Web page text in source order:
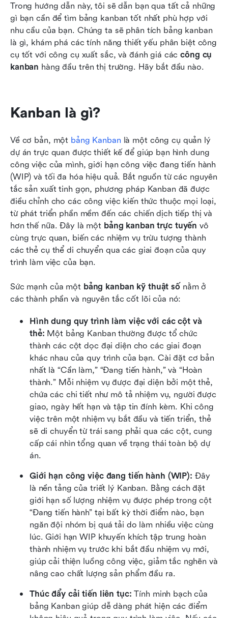
Trong hướng dẫn này, tôi sẽ dẫn bạn qua tất cả những
gì bạn cần để tìm bảng kanban tốt nhất phù hợp với
nhu cầu của bạn. Chúng ta sẽ phân tích bảng kanban
là gì, khám phá các tính năng thiết yếu phân biệt công
cụ tốt với công cụ xuất sắc, và đánh giá các công cụ
kanban hàng đầu trên thị trường. Hãy bắt đầu nào.
Kanban là gì?
Về cơ bản, một bảng Kanban là một công cụ quản lý
dự án trực quan được thiết kế để giúp bạn hình dung
công việc của mình, giới hạn công việc đang tiến hành
(WIP) và tối đa hóa hiệu quả. Bắt nguồn từ các nguyên
tắc sản xuất tinh gọn, phương pháp Kanban đã được
điều chỉnh cho các công việc kiến thức thuộc mọi loại,
từ phát triển phần mềm đến các chiến dịch tiếp thị và
hơn thế nữa. Đây là một bảng kanban trực tuyến vô
cùng trực quan, biến các nhiệm vụ trừu tượng thành
các thẻ cụ thể di chuyển qua các giai đoạn của quy
trình làm việc của bạn.
Sức mạnh của một bảng kanban kỹ thuật số nằm ở
các thành phần và nguyên tắc cốt lõi của nó:
Hình dung quy trình làm việc với các cột và
thẻ: Một bảng Kanban thường được tổ chức
thành các cột dọc đại diện cho các giai đoạn
khác nhau của quy trình của bạn. Cài đặt cơ bản
nhất là “Cần làm,” “Đang tiến hành,” và “Hoàn
thành.” Mỗi nhiệm vụ được đại diện bởi một thẻ,
chứa các chi tiết như mô tả nhiệm vụ, người được
giao, ngày hết hạn và tập tin đính kèm. Khi công
việc trên một nhiệm vụ bắt đầu và tiến triển, thẻ
sẽ di chuyển từ trái sang phải qua các cột, cung
cấp cái nhìn tổng quan về trạng thái toàn bộ dự
án.
Giới hạn công việc đang tiến hành (WIP): Đây
là nền tảng của triết lý Kanban. Bằng cách đặt
giới hạn số lượng nhiệm vụ được phép trong cột
“Đang tiến hành” tại bất kỳ thời điểm nào, bạn
ngăn đội nhóm bị quá tải do làm nhiều việc cùng
lúc. Giới hạn WIP khuyến khích tập trung hoàn
thành nhiệm vụ trước khi bắt đầu nhiệm vụ mới,
giúp cải thiện luồng công việc, giảm tắc nghẽn và
nâng cao chất lượng sản phẩm đầu ra.
Thúc đẩy cải tiến liên tục: Tính minh bạch của
bảng Kanban giúp dễ dàng phát hiện các điểm